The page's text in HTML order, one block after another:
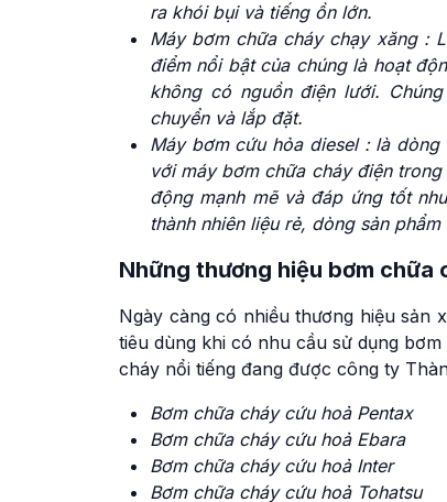
ra khói bụi và tiếng ồn lớn.
Máy bơm chữa cháy chạy xăng :
điểm nổi bật của chúng là hoạt
không có nguồn điện lưới.
chuyển và lắp đặt.
Máy bơm cứu hỏa diesel : là
với máy bơm chữa cháy điện
động mạnh mẽ và đáp ứng tốt
thành nhiên liệu rẻ, dòng sản
Những thương hiệu bơm chữa
Ngày càng có nhiều thương hiệu sản
tiêu dùng khi có nhu cầu sử dụng
cháy nổi tiếng đang được công ty
Bơm chữa cháy cứu hoả Pentax
Bơm chữa cháy cứu hoả Ebara
Bơm chữa cháy cứu hoả Inter
Bơm chữa cháy cứu hoả Tohatsu